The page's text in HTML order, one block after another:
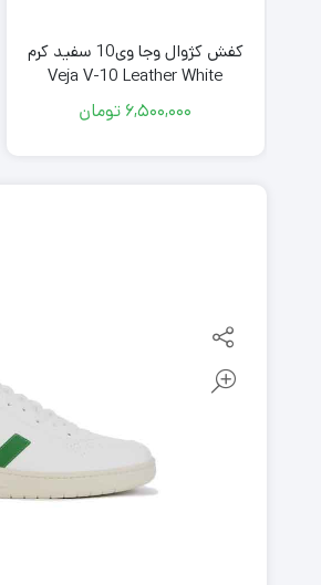
کفش کژوال وجا وی10 سفید کرم
Veja V-10 Leather White
6,500,000 تومان